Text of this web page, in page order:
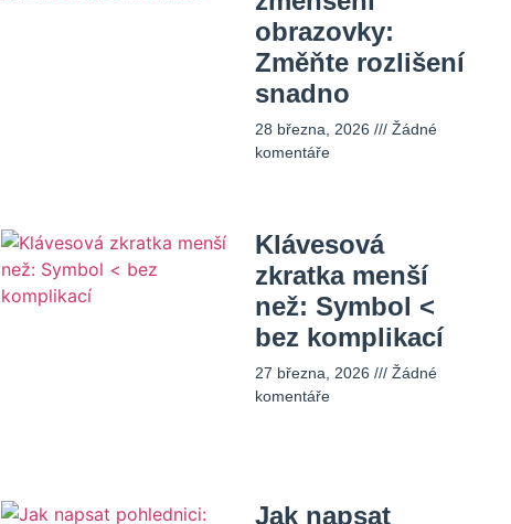
obrazovky:
Změňte rozlišení
snadno
28 března, 2026
Žádné
komentáře
Klávesová
zkratka menší
než: Symbol <
bez komplikací
27 března, 2026
Žádné
komentáře
Jak napsat